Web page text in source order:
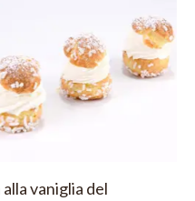
vaniglia del